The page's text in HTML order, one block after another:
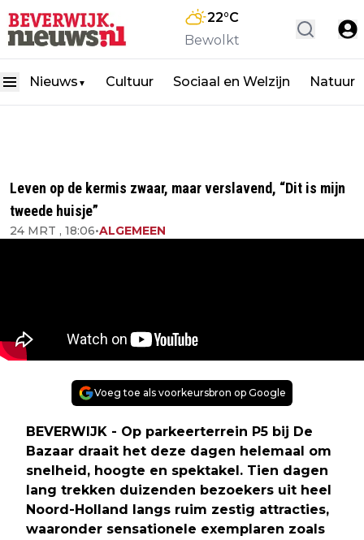
22°C
Bewolkt
Nieuws ▼ Cultuur Sociaal en Welzijn Natuur
Leven op de kermis zwaar, maar verslavend, “Dit is mijn
tweede huisje”
24 MRT , 18:06•ALGEMEEN
Voeg toe als voorkeursbron op Google
BEVERWIJK - Op parkeerterrein P5 bij De
Bazaar draait het deze dagen helemaal om
snelheid, hoogte en spektakel. Tien dagen
lang trekken duizenden bezoekers uit heel
Noord-Holland langs ruim zestig attracties,
waaronder sensationele exemplaren zoals